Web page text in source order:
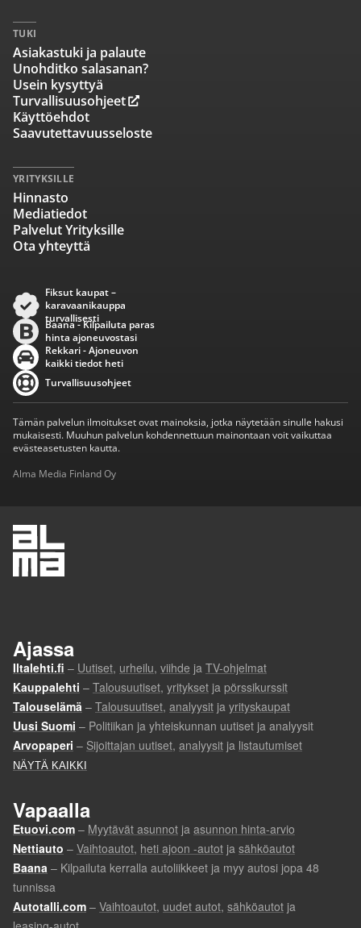
TUKI
Asiakastuki ja palaute
Unohditko salasanan?
Usein kysyttyä
Turvallisuusohjeet
Käyttöehdot
Saavutettavuusseloste
YRITYKSILLE
Hinnasto
Mediatiedot
Palvelut Yrityksille
Ota yhteyttä
Fiksut kaupat –
karavaanikauppa
turvallisesti
Baana - Kilpailuta paras
hinta ajoneuvostasi
Rekkari - Ajoneuvon
kaikki tiedot heti
Turvallisuusohjeet
Tämän palvelun ilmoitukset ovat mainoksia, jotka näytetään sinulle hakusi
mukaisesti. Muuhun palvelun kohdennettuun mainontaan voit vaikuttaa
evästeasetusten kautta.
Alma Media Finland Oy